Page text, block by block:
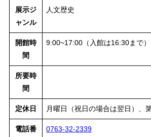
展示ジ
ャンル
人文歴史
開館時
間
9:00~17:00（入館は16:30まで）
所要時
間
定休日 月曜日（祝日の場合は翌日）、
電話番
0763-32-2339